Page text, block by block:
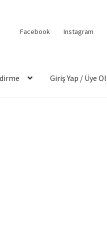
Facebook Instagram
Giriş Yap / Üye Ol